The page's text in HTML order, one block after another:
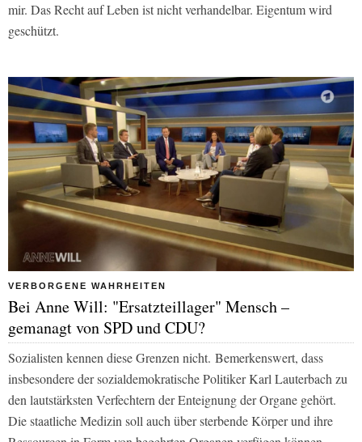
mir. Das Recht auf Leben ist nicht verhandelbar. Eigentum wird
geschützt.
VERBORGENE WAHRHEITEN
Bei Anne Will: "Ersatzteillager" Mensch –
gemanagt von SPD und CDU?
Sozialisten kennen diese Grenzen nicht. Bemerkenswert, dass
insbesondere der sozialdemokratische Politiker Karl Lauterbach zu
den lautstärksten Verfechtern der Enteignung der Organe gehört.
Die staatliche Medizin soll auch über sterbende Körper und ihre